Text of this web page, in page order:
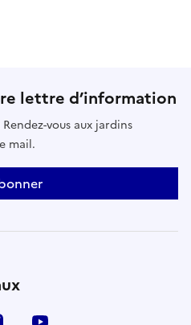
lettre d’information
vous aux jardins
mail.